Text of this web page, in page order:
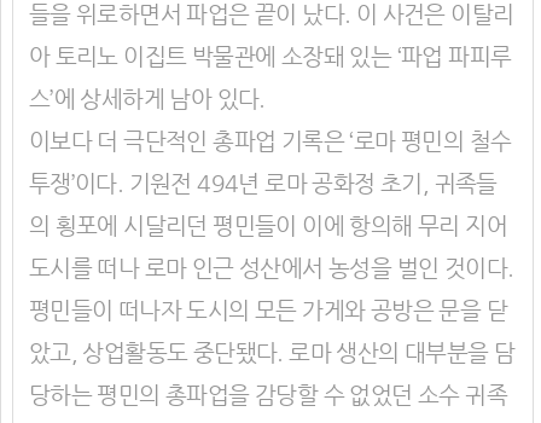
들을 위로하면서 파업은 끝이 났다. 이 사건은 이탈리
아 토리노 이집트 박물관에 소장돼 있는 ‘파업 파피루
스’에 상세하게 남아 있다.
이보다 더 극단적인 총파업 기록은 ‘로마 평민의 철수
투쟁’이다. 기원전 494년 로마 공화정 초기, 귀족들
의 횡포에 시달리던 평민들이 이에 항의해 무리 지어
도시를 떠나 로마 인근 성산에서 농성을 벌인 것이다.
평민들이 떠나자 도시의 모든 가게와 공방은 문을 닫
았고, 상업활동도 중단됐다. 로마 생산의 대부분을 담
당하는 평민의 총파업을 감당할 수 없었던 소수 귀족